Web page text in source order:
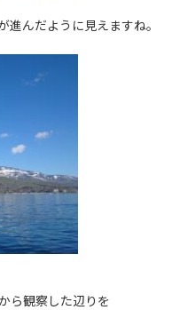
んだように見えますね。
ら観察した辺りを